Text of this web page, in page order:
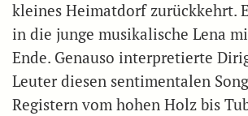
kleines Heimatdorf zurückkehrt.
in die junge musikalische Lena
Ende. Genauso interpretierte
Leuter diesen sentimentalen
Registern vom hohen Holz bis